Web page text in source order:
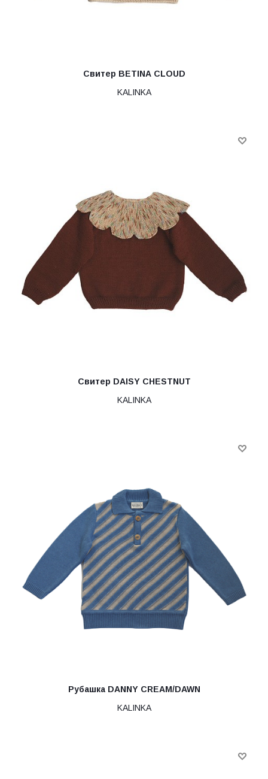
Свитер BETINA CLOUD
KALINKA
Свитер DAISY CHESTNUT
KALINKA
Рубашка DANNY CREAM/DAWN
KALINKA